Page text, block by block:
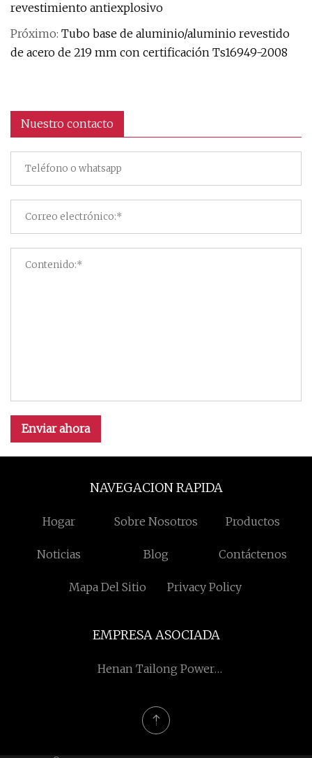
revestimiento antiexplosivo
Próximo: Tubo base de aluminio/aluminio revestido
de acero de 219 mm con certificación Ts16949-2008
Nuestro contacto
Enviar ahora
NAVEGACION RAPIDA
Hogar Sobre Nosotros Productos
Noticias Blog Contáctenos
Mapa Del Sitio Privacy Policy
EMPRESA ASOCIADA
Henan Tailong Power